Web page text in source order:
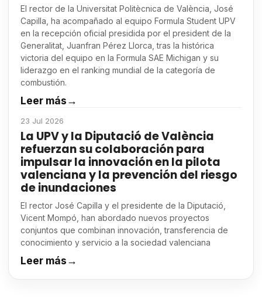
El rector de la Universitat Politècnica de València, José
Capilla, ha acompañado al equipo Formula Student UPV
en la recepción oficial presidida por el president de la
Generalitat, Juanfran Pérez Llorca, tras la histórica
victoria del equipo en la Formula SAE Michigan y su
liderazgo en el ranking mundial de la categoría de
combustión.
Leer más→
23 Jul 2026
La UPV y la Diputació de València
refuerzan su colaboración para
impulsar la innovación en la pilota
valenciana y la prevención del riesgo
de inundaciones
El rector José Capilla y el presidente de la Diputació,
Vicent Mompó, han abordado nuevos proyectos
conjuntos que combinan innovación, transferencia de
conocimiento y servicio a la sociedad valenciana
Leer más→